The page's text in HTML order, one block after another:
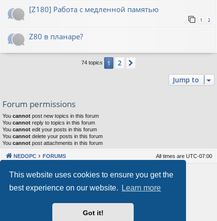
This website uses cookies to ensure you get the
best experience on our website.
Learn more
Got it!
[Z180] Работа с медленной памятью
1 2
Z80 в планаре?
74 topics 1 2
Jump to
Forum permissions
You cannot post new topics in this forum
You cannot reply to topics in this forum
You cannot edit your posts in this forum
You cannot delete your posts in this forum
You cannot post attachments in this forum
NEDOPC FORUMS All times are UTC-07:00
Powered by phpBB® Forum Software © phpBB Limited
Our VPS Hosting By RimuHosting
This server is located in London data center